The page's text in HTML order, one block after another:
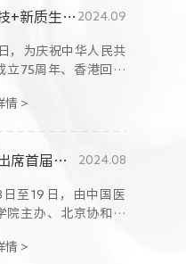
香港特别行政区行政
港与苏浙沪都希望加
，达到优势互补互利
“科技+新质生产力高峰论坛”在香港召开 李家超、郑雁雄出席并致辞 2024.09
，为庆祝中华人民共
立75周年、香港回归
办的“2024科技+新
动源头创新、AI前沿
开交流分享。香港特
区行政长官李家超、
雄等出席论坛并致
情 >
受邀出席首届中国卫生管理学大会 郑翔玲建议构建更具竞争力的创新生态环境 2024.08
日至19日，由中国医
院主办、北京协和医
“首届中国卫生管理
情 >